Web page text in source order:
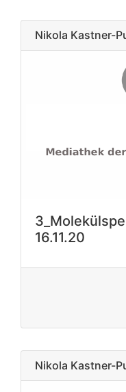
Nikola Kastner-
16.11.20
Nikola Kastner-